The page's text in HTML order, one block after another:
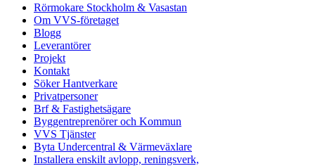
Rörmokare Stockholm & Vasastan
Om VVS-företaget
Blogg
Leverantörer
Projekt
Kontakt
Söker Hantverkare
Privatpersoner
Brf & Fastighetsägare
Byggentreprenörer och Kommun
VVS Tjänster
Byta Undercentral & Värmeväxlare
Installera enskilt avlopp, reningsverk,